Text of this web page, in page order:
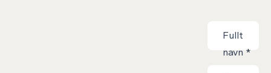
Fullt
navn *